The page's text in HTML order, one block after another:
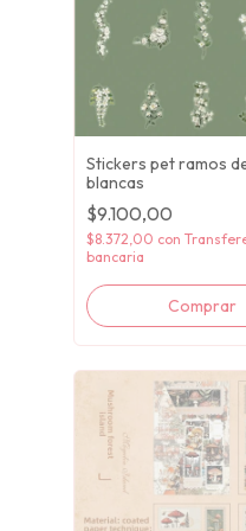
Stickers pet ramos
blancas
$9.100,00
$8.372,00 con
bancaria